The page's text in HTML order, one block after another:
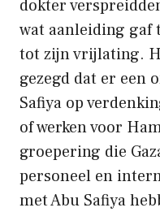
dokter
wat aanleiding gaf
tot zijn vrijlating.
gezegd dat er een
Safiya op
of werken voor
groepering die
personeel en
met Abu Safiya